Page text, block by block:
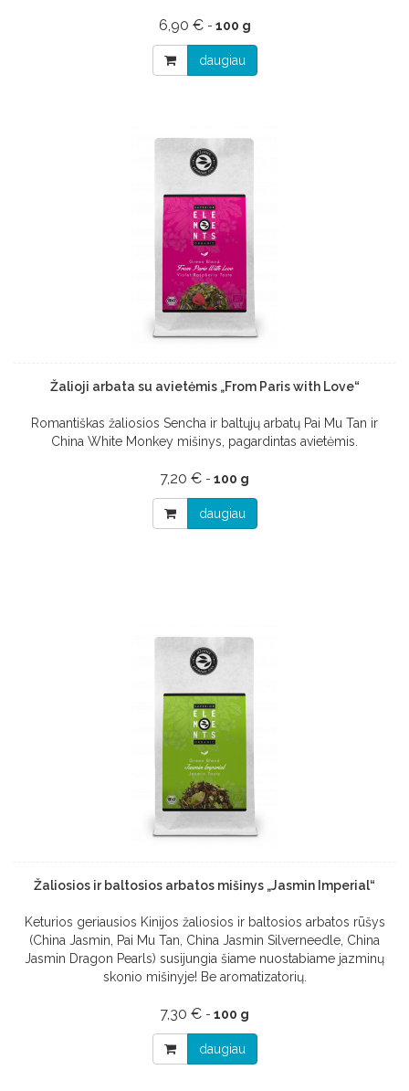
6,90 € - 100 g
daugiau
Žalioji arbata su avietėmis „From Paris with Love“
Romantiškas žaliosios Sencha ir baltųjų arbatų Pai Mu Tan ir
China White Monkey mišinys, pagardintas avietėmis.
7,20 € - 100 g
daugiau
Žaliosios ir baltosios arbatos mišinys „Jasmin Imperial“
Keturios geriausios Kinijos žaliosios ir baltosios arbatos rūšys
(China Jasmin, Pai Mu Tan, China Jasmin Silverneedle, China
Jasmin Dragon Pearls) susijungia šiame nuostabiame jazminų
skonio mišinyje! Be aromatizatorių.
7,30 € - 100 g
daugiau